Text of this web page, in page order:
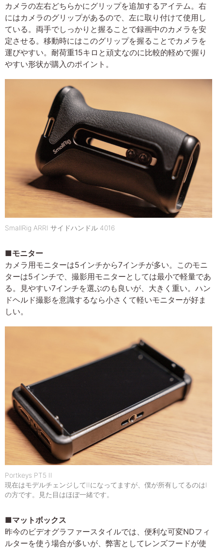
カメラの左右どちらかにグリップを追加するアイテム。右
にはカメラのグリップがあるので、左に取り付けて使用し
ている。両手でしっかりと握ることで録画中のカメラを安
定させる。移動時にはこのグリップを握ることでカメラを
運びやすい。耐荷重15キロと頑丈なのに比較的軽めで握り
やすい形状が購入のポイント。
SmallRig ARRI サイドハンドル 4016
■モニター
カメラ用モニターは5インチから7インチが多い。このモニ
ターは5インチで、撮影用モニターとしては最小で軽量であ
る。見やすい7インチを選ぶのも良いが、大きく重い。ハン
ドヘルド撮影を意識するなら小さくて軽いモニターが好ま
しい。
Portkeys PT5 II
現在はモデルチェンジしてIIになってますが、僕が所有してるのはI
の方です。見た目はほぼ一緒です。
■マットボックス
昨今のビデオグラファースタイルでは、便利な可変NDフィ
ルターを使う場合が多いが、弊害としてレンズフードが使